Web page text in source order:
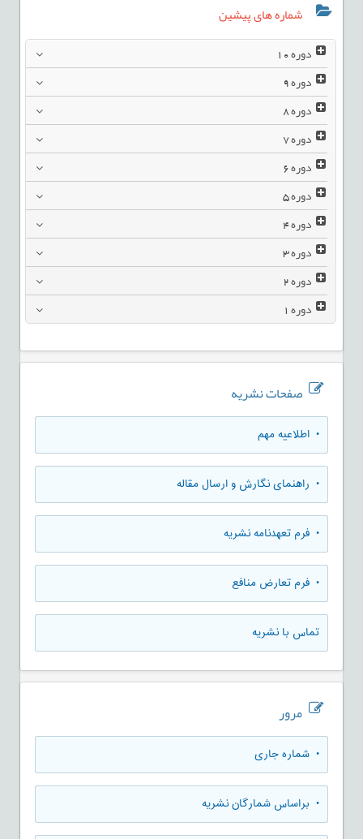
شماره های پیشین
دوره10
دوره9
دوره8
دوره7
دوره6
دوره5
دوره4
دوره3
دوره2
دوره1
صفحات نشریه
• اطلاعیه مهم
• راهنمای نگارش و ارسال مقاله
• فرم تعهدنامه نشریه
• فرم تعارض منافع
تماس با نشریه
مرور
• شماره جاری
• براساس شمارگان نشریه